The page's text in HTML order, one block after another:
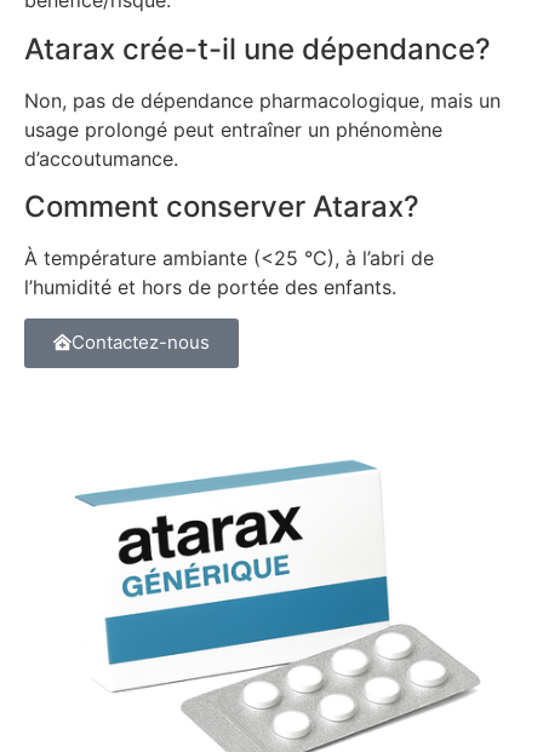
Atarax crée-t-il une dépendance?
Non, pas de dépendance pharmacologique, mais un
usage prolongé peut entraîner un phénomène
d’accoutumance.
Comment conserver Atarax?
À température ambiante (<25 °C), à l’abri de
l’humidité et hors de portée des enfants.
Contactez-nous